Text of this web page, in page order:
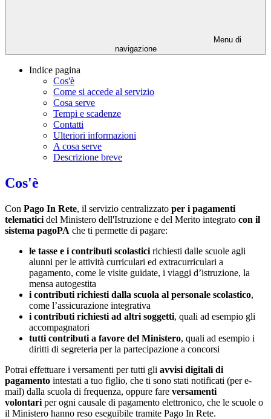
Menu di
navigazione
Indice pagina
Cos'è
Come si accede al servizio
Cosa serve
Tempi e scadenze
Contatti
Ulteriori informazioni
A cosa serve
Descrizione breve
Cos'è
Con Pago In Rete, il servizio centralizzato per i pagamenti
telematici del Ministero dell'Istruzione e del Merito integrato con il
sistema pagoPA che ti permette di pagare:
le tasse e i contributi scolastici richiesti dalle scuole agli
alunni per le attività curriculari ed extracurriculari a
pagamento, come le visite guidate, i viaggi d’istruzione, la
mensa autogestita
i contributi richiesti dalla scuola al personale scolastico,
come l’assicurazione integrativa
i contributi richiesti ad altri soggetti, quali ad esempio gli
accompagnatori
tutti contributi a favore del Ministero, quali ad esempio i
diritti di segreteria per la partecipazione a concorsi
Potrai effettuare i versamenti per tutti gli avvisi digitali di
pagamento intestati a tuo figlio, che ti sono stati notificati (per e-
mail) dalla scuola di frequenza, oppure fare versamenti
volontari per ogni causale di pagamento elettronico, che le scuole o
il Ministero hanno reso eseguibile tramite Pago In Rete.